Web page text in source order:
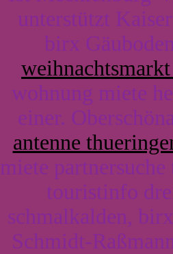
unterstützt
birx
wohnung miete
einer.
antenne
miete
touristinfo
schmalkalden,
Schmidt-